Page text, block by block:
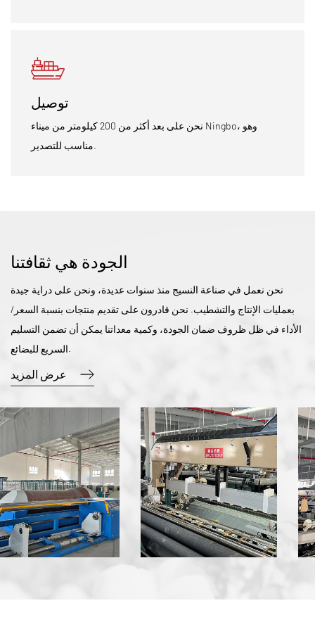
توصيل
نحن على بعد أكثر من 200 كيلومتر من ميناء Ningbo، وهو
مناسب للتصدير.
الجودة هي ثقافتنا
نحن نعمل في صناعة النسيج منذ سنوات عديدة، ونحن على دراية جيدة
بعمليات الإنتاج والتشطيب. نحن قادرون على تقديم منتجات بنسبة السعر/
الأداء في ظل ظروف ضمان الجودة، وكمية معداتنا يمكن أن تضمن التسليم
السريع للبضائع.